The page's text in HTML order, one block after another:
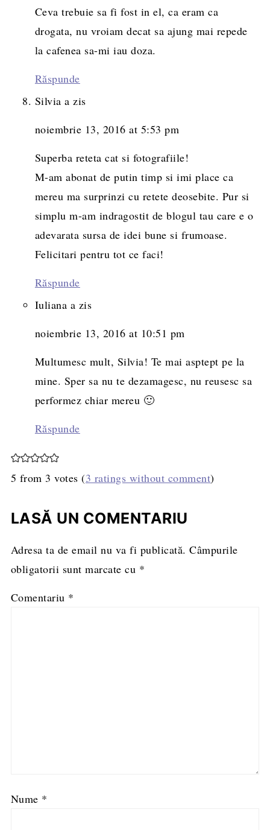
Ceva trebuie sa fi fost in el, ca eram ca
drogata, nu vroiam decat sa ajung mai repede
la cafenea sa-mi iau doza.
Răspunde
Silvia a zis
noiembrie 13, 2016 at 5:53 pm
Superba reteta cat si fotografiile!
M-am abonat de putin timp si imi place ca
mereu ma surprinzi cu retete deosebite. Pur si
simplu m-am indragostit de blogul tau care e o
adevarata sursa de idei bune si frumoase.
Felicitari pentru tot ce faci!
Răspunde
Iuliana a zis
noiembrie 13, 2016 at 10:51 pm
Multumesc mult, Silvia! Te mai asptept pe la
mine. Sper sa nu te dezamagesc, nu reusesc sa
performez chiar mereu 🙂
Răspunde
5 from 3 votes (3 ratings without comment)
LASĂ UN COMENTARIU
Adresa ta de email nu va fi publicată. Câmpurile
obligatorii sunt marcate cu *
Comentariu *
Nume *